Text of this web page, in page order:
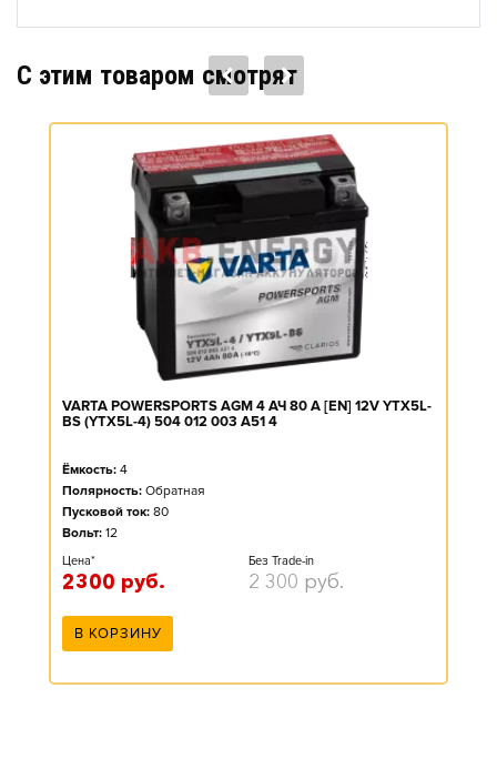
C этим товаром смотрят
VARTA POWERSPORTS AGM 4 АЧ 80 A [EN] 12V YTX5L-
BS (YTX5L-4) 504 012 003 A51 4
Ёмкость: 4
Полярность: Обратная
Пусковой ток: 80
Вольт: 12
Цена*
2300 руб.
Без Trade-in
2 300 руб.
В КОРЗИНУ